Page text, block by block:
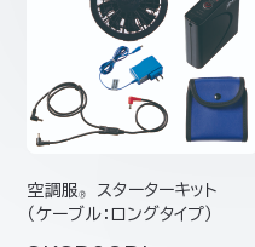
空調服®
スターターキット
（ケーブル：ロングタイプ）